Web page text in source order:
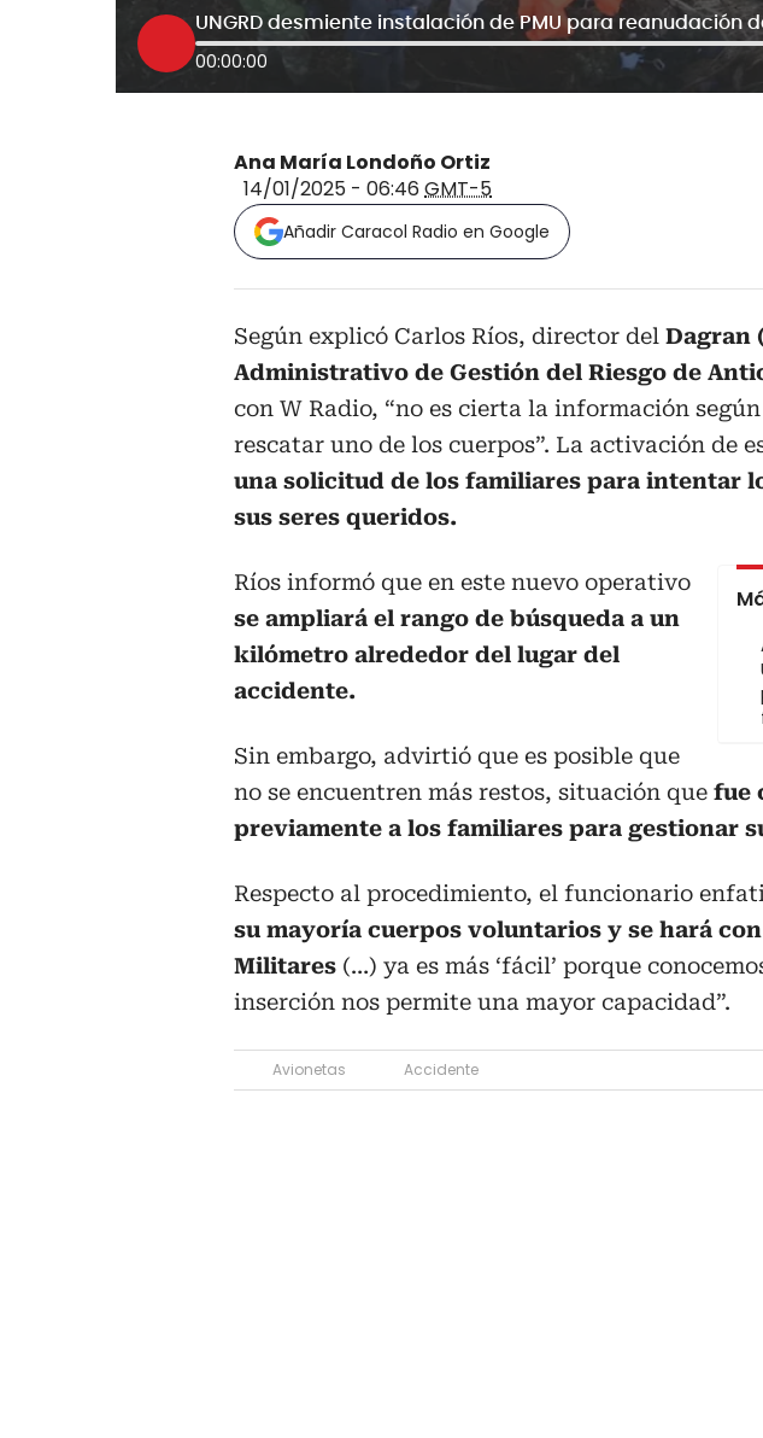
00:00:00
Ana María Londoño Ortiz
14/01/2025 - 06:46 GMT-5
Añadir Caracol Radio en Google
Según explicó Carlos Ríos, director del Dagran
Administrativo de Gestión del Riesgo de
con W Radio, “no es cierta la información
rescatar uno de los cuerpos”. La activación de
una solicitud de los familiares para intentar
sus seres queridos.
Ríos informó que en este nuevo operativo
se ampliará el rango de búsqueda a un
kilómetro alrededor del lugar del
accidente.
Sin embargo, advirtió que es posible que
no se encuentren más restos, situación que fue
previamente a los familiares para gestionar
Respecto al procedimiento, el funcionario
su mayoría cuerpos voluntarios y se hará
Militares (…) ya es más ‘fácil’ porque
inserción nos permite una mayor capacidad”.
Avionetas Accidente